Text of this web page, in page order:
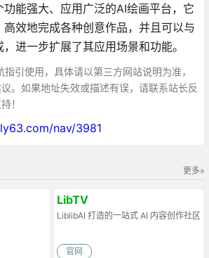
能强大、应用广泛的AI绘画平台，它
效地完成各种创意作品，并且可以与
进一步扩展了其应用场景和功能。
引使用，具体请以第三方网站说明为准，
。如果地址失效或描述有误，请联系站长反
！
nav/3981
更多»
LibTV
LiblibAI 打造的一站式 AI 内容创作社区
官网